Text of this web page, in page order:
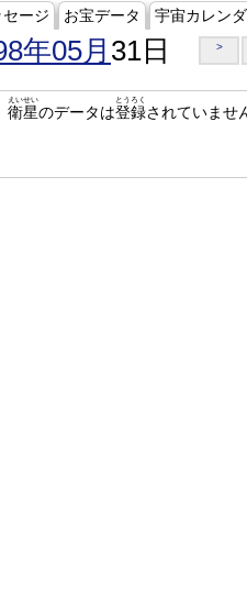
ージ お宝データ 宇宙カレン
年05月 31日 >
衛星
えいせい
のデータは登録
とうろく
されていませ